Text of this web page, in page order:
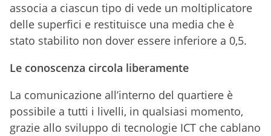
associa a ciascun tipo di vede un moltiplicatore
delle superfici e restituisce una media che è
stato stabilito non dover essere inferiore a 0,5.
Le conoscenza circola liberamente
La comunicazione all’interno del quartiere è
possibile a tutti i livelli, in qualsiasi momento,
grazie allo sviluppo di tecnologie ICT che cablano